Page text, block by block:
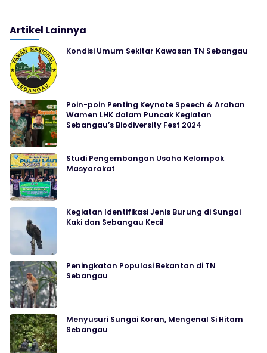
Artikel Lainnya
Kondisi Umum Sekitar Kawasan TN Sebangau
Poin-poin Penting Keynote Speech & Arahan
Wamen LHK dalam Puncak Kegiatan
Sebangau’s Biodiversity Fest 2024
Studi Pengembangan Usaha Kelompok
Masyarakat
Kegiatan Identifikasi Jenis Burung di Sungai
Kaki dan Sebangau Kecil
Peningkatan Populasi Bekantan di TN
Sebangau
Menyusuri Sungai Koran, Mengenal Si Hitam
Sebangau